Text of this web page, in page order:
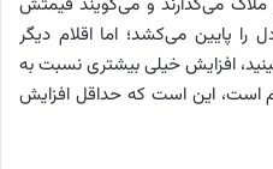
پایین می‌کشد؛ اما اقلام دیگر
افزایش خیلی بیشتری نسبت به
است، این است که حداقل افزایش